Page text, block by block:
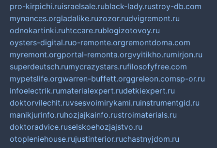
pro-kirpichi.ruisraelsale.rublack-lady.rustroy-db.com
mynances.orgladalike.ruzozor.rudvigremont.ru
odnokartinki.ruhtccare.rublogizotovoy.ru
oysters-digital.ruo-remonte.orgremontdoma.com
myremont.orgportal-remonta.orgvyitikho.rumirjon.ru
superdeutsch.rumycrazystars.rufilosofyfree.com
mypetslife.orgwarren-buffett.orggreleon.comsp-or.ru
infoelectrik.rumaterialexpert.rudetkiexpert.ru
doktorvilechit.ruvsesvoimirykami.ruinstrumentgid.ru
manikjurinfo.ruhozjajkainfo.rustroimaterials.ru
doktoradvice.ruselskoehozjajstvo.ru
otopleniehouse.rujustinterior.ruchastnyjdom.ru